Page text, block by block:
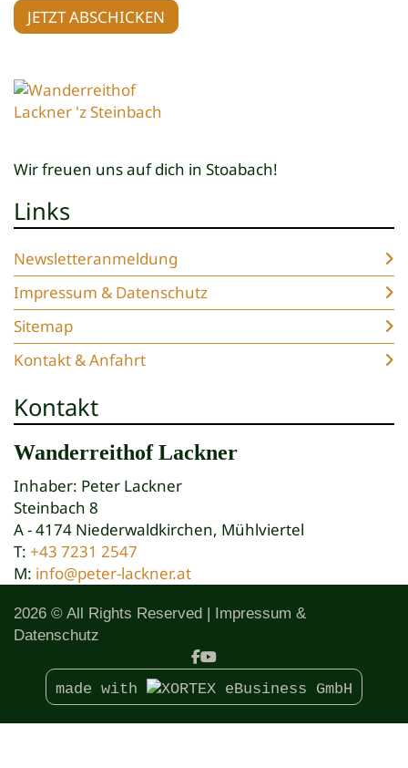
JETZT ABSCHICKEN
Wir freuen uns auf dich in Stoabach!
Links
Newsletteranmeldung
Impressum & Datenschutz
Sitemap
Kontakt & Anfahrt
Kontakt
Wanderreithof Lackner
Inhaber: Peter Lackner
Steinbach 8
A - 4174 Niederwaldkirchen, Mühlviertel
T: +43 7231 2547
M: info@peter-lackner.at
2026 © All Rights Reserved
Impressum &
Datenschutz
made with